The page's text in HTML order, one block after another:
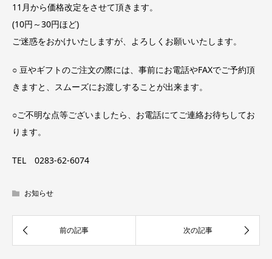
11月から価格改定をさせて頂きます。
(10円～30円ほど)
ご迷惑をおかけいたしますが、よろしくお願いいたします。
○ 豆やギフトのご注文の際には、事前にお電話やFAXでご予約頂
きますと、スムーズにお渡しすることが出来ます。
○ご不明な点等ございましたら、お電話にてご連絡お待ちしてお
ります。
TEL 0283-62-6074
お知らせ